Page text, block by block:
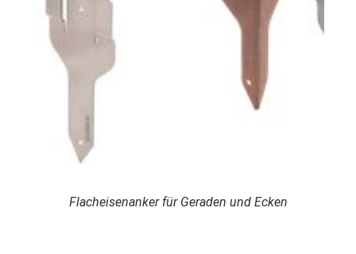
Flacheisenanker für Geraden und Ecken